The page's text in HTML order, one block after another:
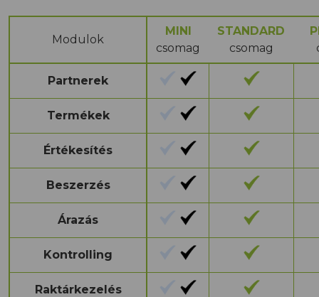
Modulok
MINI
csomag
STANDARD
csomag
Partnerek
Termékek
Értékesítés
Beszerzés
Árazás
Kontrolling
Raktárkezelés